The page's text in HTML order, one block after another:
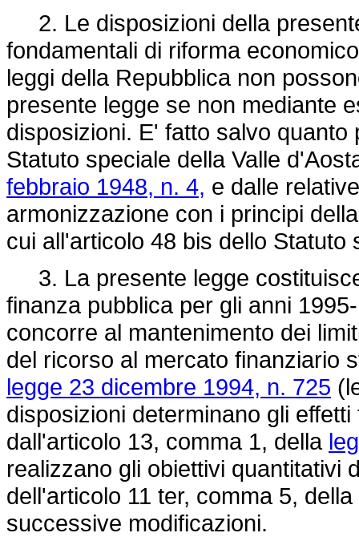
2. Le disposizioni della
fondamentali di riforma
leggi della Repubblica non
presente legge se non mediante
disposizioni. E' fatto salvo
Statuto speciale della Valle
febbraio 1948, n. 4, e dalle
armonizzazione con i principi
cui all'articolo 48 bis dello Statuto
3. La presente legge
finanza pubblica per gli anni
concorre al mantenimento dei
del ricorso al mercato finanziario
legge 23 dicembre 1994, n. 725
disposizioni determinano gli
dall'articolo 13, comma 1, della
realizzano gli obiettivi quantitativi
dell'articolo 11 ter, comma 5, della
successive modificazioni.